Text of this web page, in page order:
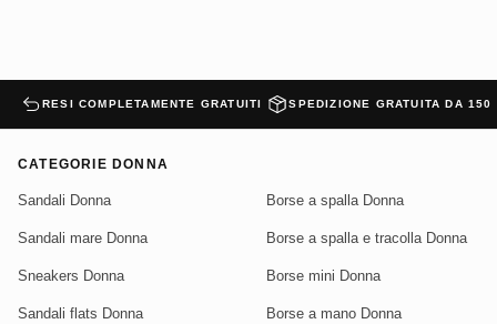
RESI COMPLETAMENTE GRATUITI SPEDIZIONE GRATUITA DA 150
CATEGORIE DONNA
Sandali Donna
Sandali mare Donna
Sneakers Donna
Sandali flats Donna
Borse a spalla Donna
Borse a spalla e tracolla Donna
Borse mini Donna
Borse a mano Donna